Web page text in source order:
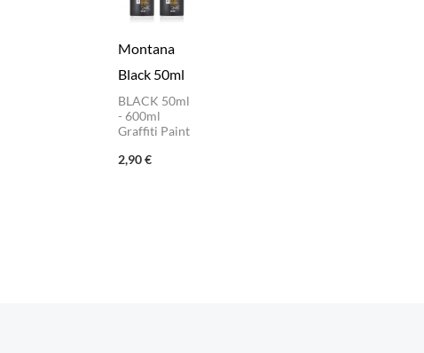
Montana
Black 50ml
BLACK 50ml
- 600ml
Graffiti Paint
2,90€